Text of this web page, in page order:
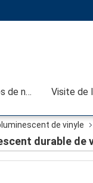
À propos de nous Visite de
de vinyle
durable de